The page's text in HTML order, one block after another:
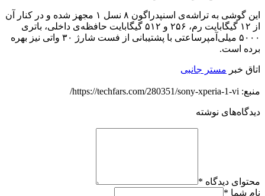
این گوشی به تراشه‌ی اسنپدراگون ۸ نسل ۱ مجهز شده و در کنار آن
از ۱۲ گیگابایت رم، ۲۵۶ و ۵۱۲ گیگابایت حافظه‌ی داخلی، باتری
۵۰۰۰ میلی‌آمپرساعتی با پشتیبانی از فست شارژ ۳۰ واتی نیز بهره
برده است.
اتاق خبر مستر جانبی
منبع: https://techfars.com/280351/sony-xperia-1-vi/
دیدگاه‌های نوشته
محتوای دیدگاه *
نام شما *